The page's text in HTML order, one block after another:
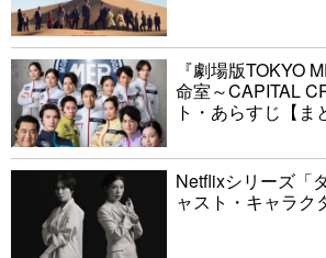
『劇場版TOKYO
命室～CAPITAL
ト・あらすじ【ま
Netflixシリーズ「
ャスト・キャラク